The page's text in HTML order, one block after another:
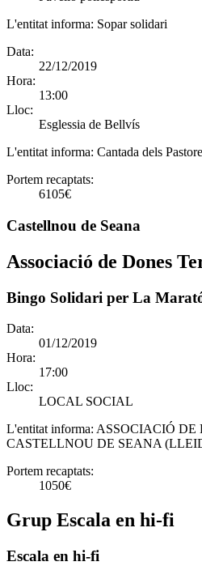
L'entitat informa: Sopar solidari
Data:
22/12/2019
Hora:
13:00
Lloc:
Esglessia de Bellvís
L'entitat informa: Cantada dels
Portem recaptats:
6105€
Castellnou de Seana
Associació de Dones
Bingo Solidari per La
Data:
01/12/2019
Hora:
17:00
Lloc:
LOCAL SOCIAL
L'entitat informa: ASSOCIACIÓ DE
CASTELLNOU DE SEANA
Portem recaptats:
1050€
Grup Escala en hi-fi
Escala en hi-fi